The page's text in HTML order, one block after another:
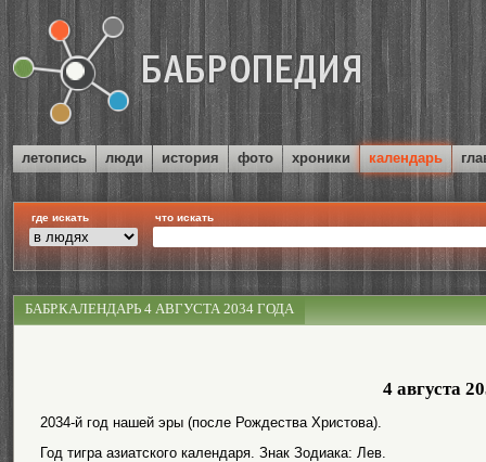
летопись люди история фото хроники календарь
где искать что искать
БАБР.КАЛЕНДАРЬ 4 АВГУСТА 2034 ГОДА
4 августа
2034-й год нашей эры (после Рождества Христова).
Год тигра азиатского календаря. Знак Зодиака: Лев.